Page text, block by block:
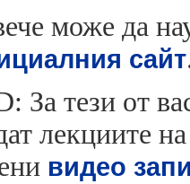
може да
сайт
За тези от
лекциите
видео